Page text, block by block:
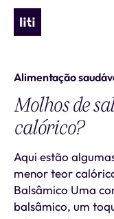
Alimentação
Molhos de
calórico?
Aqui estão
menor teor
Balsâmico Uma
balsâmico, um